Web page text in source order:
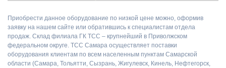
Приобрести данное оборудование по низкой цене можно, оформив
заявку на нашем сайте или обратившись к специалистам отдела
продаж. Склад филиала ГК ТСС – крупнейший в Приволжском
федеральном округе. ТСС Самара осуществляет поставки
оборудования клиентам по всем населенным пунктам Самарской
области (Самара, Тольятти, Сызрань, Жигулевск, Кинель, Нефтегорск,